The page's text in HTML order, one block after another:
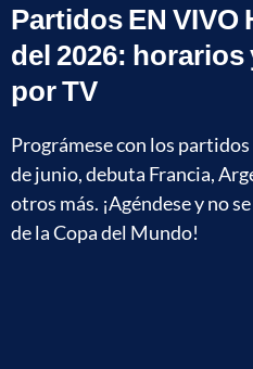
Partidos EN VIVO
del 2026:
por TV
Prográmese con los
de junio, debuta Francia,
otros más. ¡Agéndese y no
de la Copa del Mundo!